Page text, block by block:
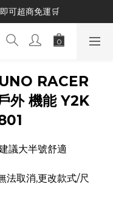
可超商免運🛒
RACER
外 機能 Y2K
議大半號舒適
法取消,更改款式/尺